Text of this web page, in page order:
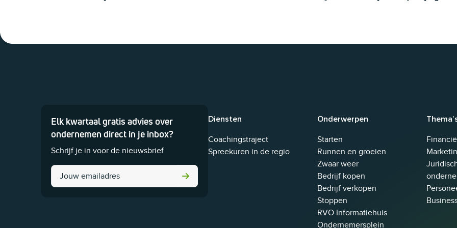
Elk kwartaal gratis advies over
ondernemen direct in je inbox?
Schrijf je in voor de nieuwsbrief
Name
Dit veld is bedoeld voor validatiedoeleinden en moet niet worden gewijzigd.
Diensten
Coachingstraject
Spreekuren in de regio
Onderwerpen
Starten
Runnen en groeien
Zwaar weer
Bedrijf kopen
Bedrijf verkopen
Stoppen
RVO Informatiehuis
Ondernemersplein